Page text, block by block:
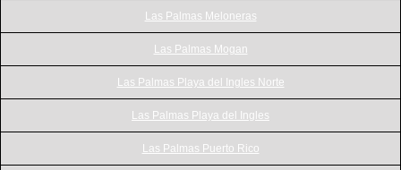
Las Palmas Meloneras
Las Palmas Mogan
Las Palmas Playa del Ingles Norte
Las Palmas Playa del Ingles
Las Palmas Puerto Rico